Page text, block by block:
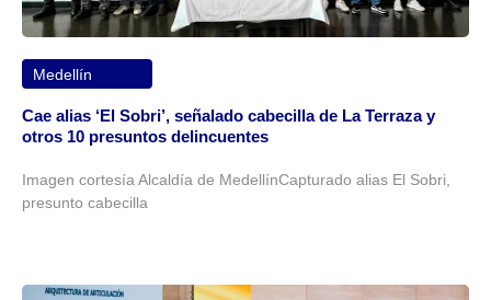
Medellín
Cae alias ‘El Sobri’, señalado cabecilla de La Terraza y
otros 10 presuntos delincuentes
Imagen cortesía Alcaldía de MedellínCapturado alias El Sobri,
presunto cabecilla